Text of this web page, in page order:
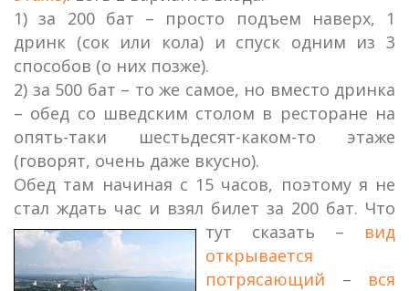
1) за 200 бат – просто подъем наверх, 1
дринк (сок или кола) и спуск одним из 3
способов (о них позже).
2) за 500 бат – то же самое, но вместо дринка
– обед со шведским столом в ресторане на
опять-таки шестьдесят-каком-то этаже
(говорят, очень даже вкусно).
Обед там начиная с 15 часов, поэтому я не
стал ждать час и взял билет за 200 бат. Что
тут сказать – вид
открывается
потрясающий – вся